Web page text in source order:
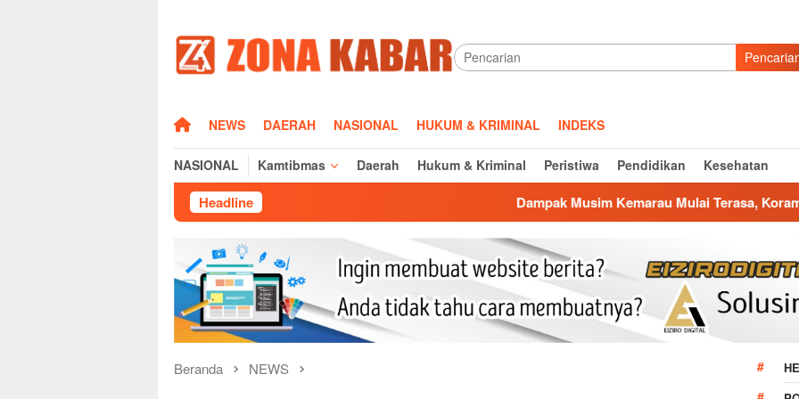
konten
HOMENEWS DAERAH NASIONAL HUKUM & KRIMINAL INDEKS
NASIONAL Kamtibmas Daerah Hukum & Kriminal Peristiwa Pendidikan Kesehatan
Headline Dampak Musim Kemarau Mulai Terasa, Koramil Jatiwangi
Beranda NEWS